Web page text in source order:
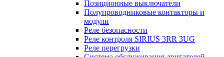
Позиционные выключатели
Полупроводниковые контакторы и
модули
Реле безопасности
Реле контроля SIRIUS 3RR 3UG
Реле перегрузки